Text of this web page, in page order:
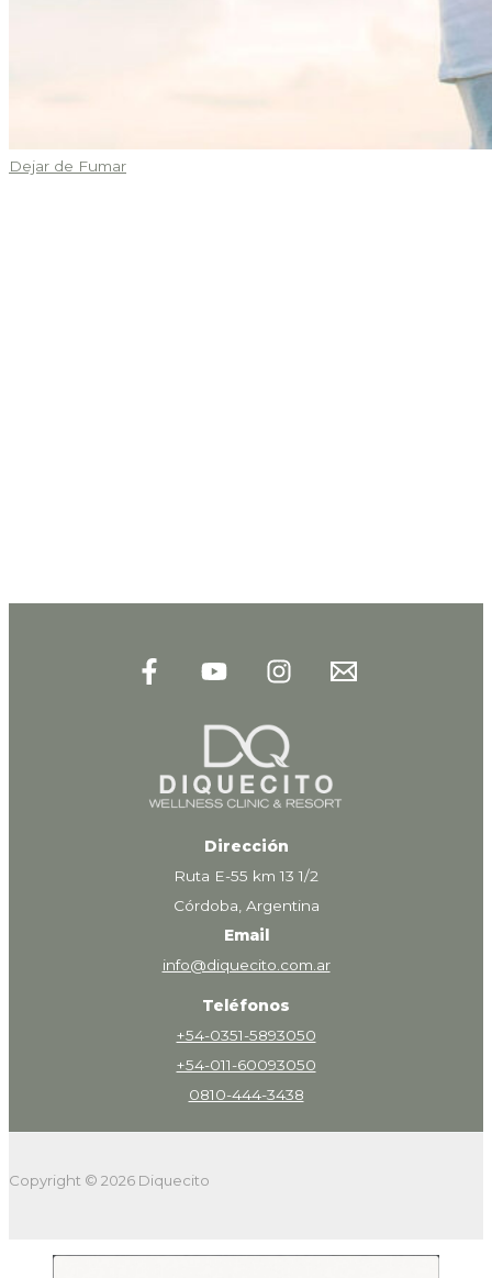
Dejar de Fumar
Dirección
Ruta E-55 km 13 1/2
Córdoba, Argentina
Email
info@diquecito.com.ar
Teléfonos
+54-0351-5893050
+54-011-60093050
0810-444-3438
Copyright © 2026 Diquecito